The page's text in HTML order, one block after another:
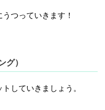
つっていきます！
グ）
していきましょう。